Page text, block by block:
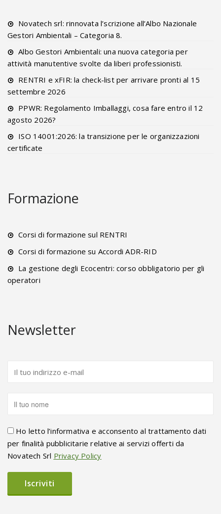
Novatech srl: rinnovata l’scrizione all’Albo Nazionale
Gestori Ambientali – Categoria 8.
Albo Gestori Ambientali: una nuova categoria per
attività manutentive svolte da liberi professionisti.
RENTRI e xFIR: la check-list per arrivare pronti al 15
settembre 2026
PPWR: Regolamento Imballaggi, cosa fare entro il 12
agosto 2026?
ISO 14001:2026: la transizione per le organizzazioni
certificate
Formazione
Corsi di formazione sul RENTRI
Corsi di formazione su Accordi ADR-RID
La gestione degli Ecocentri: corso obbligatorio per gli
operatori
Newsletter
Ho letto l’informativa e acconsento al trattamento dati
per finalità pubblicitarie relative ai servizi offerti da
Novatech Srl Privacy Policy